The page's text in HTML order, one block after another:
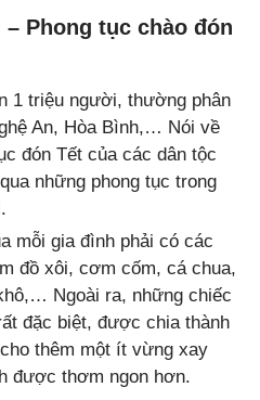
Phong tục chào đón
1 triệu người, thường phân
An, Hòa Bình,… Nói về
đón Tết của các dân tộc
những phong tục trong
mỗi gia đình phải có các
đồ xôi, cơm cốm, cá chua,
Ngoài ra, những chiếc
đặc biệt, được chia thành
thêm một ít vừng xay
được thơm ngon hơn.